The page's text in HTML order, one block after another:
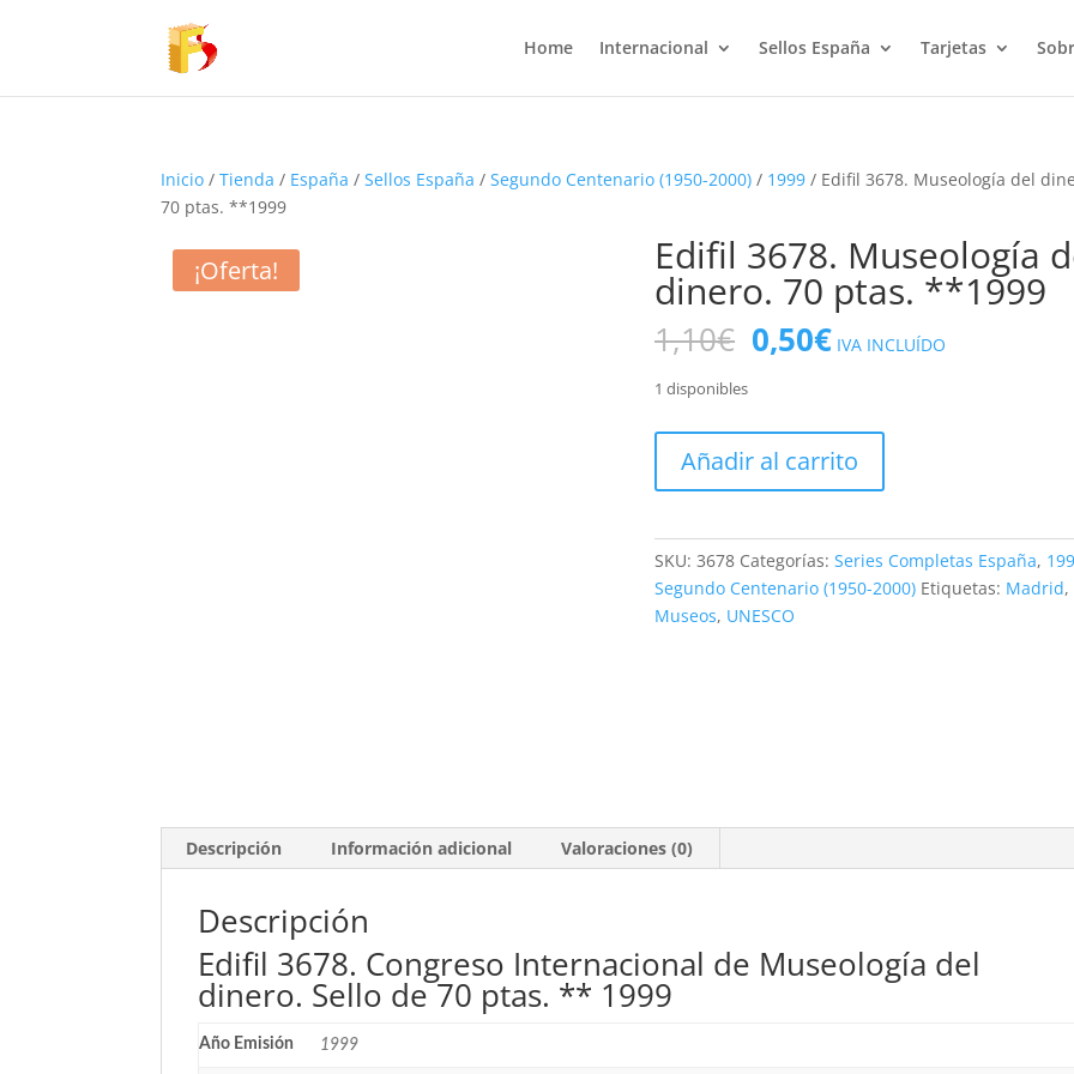
Home Internacional Sellos España Tarjetas
Inicio /Tienda / España /Sellos España /Segundo Centenario (1950-2000) / 1999 / Edifil 3678. Museología del
70 ptas. **1999
¡Oferta! Edifil 3678. Museología
dinero. 70 ptas. **1999
1,10€ El
precio
era:
1,10€.
0,50€El
precio
es:
0,50€.
IVA INCLUÍDO
1 disponibles
3678.
Museología
dinero.
70
ptas.
Añadir al carrito
SKU:3678 Categorías:Series Completas España,
Segundo Centenario (1950-2000) Etiquetas: Madrid,
Museos, UNESCO
Descripción Información adicional Valoraciones (0)
Descripción
Edifil 3678. Congreso Internacional de Museología del
dinero. Sello de 70 ptas. ** 1999
Año Emisión 1999